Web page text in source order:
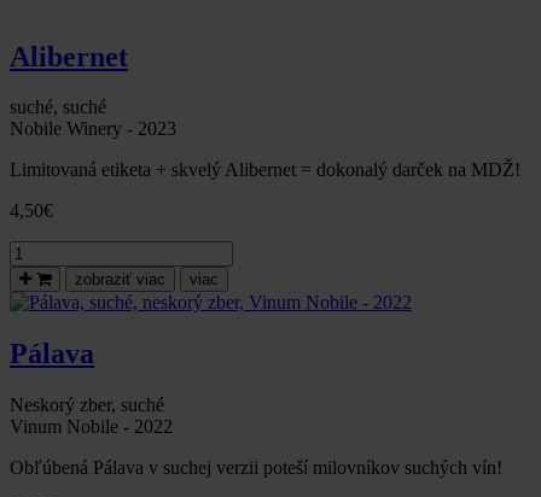
Alibernet
suché, suché
Nobile Winery - 2023
Limitovaná etiketa + skvelý Alibernet = dokonalý darček na MDŽ!
4,50€
množstvo
Alibernet,
2023,suché-
limitovaná
edícia
k
zobraziť viac viac
Pálava
Neskorý zber, suché
Vinum Nobile - 2022
Obľúbená Pálava v suchej verzii poteší milovníkov suchých vín!